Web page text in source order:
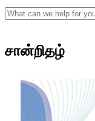
சான்றிதழ்